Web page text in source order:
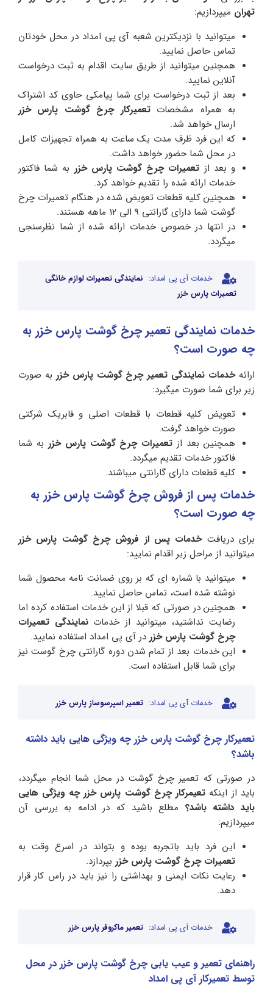
تهران میپردازیم:
میتوانید با نزدیکترین شعبه آی پی امداد در محل خودتان
تماس حاصل نمایید.
همچنین میتوانید از طریق سایت اقدام به ثبت درخواست
آنلاین نمایید.
بعد از ثبت درخواست برای شما پیامکی حاوی کد اشتراک
به همراه مشخصاتتعمیرکار چرخ گوشت پارس خزر
ارسال خواهد شد.
که این فرد ظرف مدت یک ساعت به همراه تجهیزات کامل
در محل شما حضور خواهد داشت.
و بعد از تعمیرات چرخ گوشت پارس خزر به شما فاکتور
خدمات ارائه شده را تقدیم خواهد کرد.
همچنین کلیه قطعات تعویض شده در هنگام تعمیرات چرخ
گوشت شما دارای گارانتی 9 الی 12 ماهه هستند.
در انتها در خصوص خدمات ارائه شده از شما نظرسنجی
میگردد.
خدمات آی پی امداد: نمایندگی تعمیرات لوازم خانگی
تعمیرات پارس خزر
خدمات نمایندگی تعمیر چرخ گوشت پارس خزر به
چه صورت است؟
ارائهخدمات نمایندگی تعمیر چرخ گوشت پارس خزر به صورت
زیر برای شما صورت میگیرد:
تعویض کلیه قطعات با قطعات اصلی و فابریک شرکتی
صورت خواهد گرفت.
همچنین بعد از تعمیرات چرخ گوشت پارس خزر به شما
فاکتور خدمات تقدیم میگردد.
کلیه قطعات دارای گارانتی میباشند.
خدمات پس از فروش چرخ گوشت پارس خزر به
چه صورت است؟
برای دریافتخدمات پس از فروش چرخ گوشت پارس خزر
میتوانید از مراحل زیر اقدام نمایید:
میتوانید با شماره ای که بر روی ضمانت نامه محصول شما
نوشته شده است، تماس حاصل نمایید.
همچنین در صورتی که قبلا از این خدمات استفاده کرده اما
رضایت نداشتید، میتوانید از خدماتنمایندگی تعمیرات
چرخ گوشت پارس خزر در آی پی امداد استفاده نمایید.
این خدمات بعد از تمام شدن دوره گارانتی چرخ گوست نیز
برای شما قابل استفاده است.
خدمات آی پی امداد: تعمیر اسپرسوساز پارس خزر
تعمیرکار چرخ گوشت پارس خزر چه ویژگی هایی باید داشته
باشد؟
در صورتی که تعمیر چرخ گوشت در محل شما انجام میگردد،
باید از اینکه تعیمرکار چرخ گوشت پارس خزر چه ویژگی هایی
باید داشته باشد؟ مطلع باشید که در ادامه به بررسی آن
میپردازیم:
این فرد باید باتجربه بوده و بتواند در اسرع وقت به
تعمیرات چرخ گوشت پارس خزر بپردازد.
رعایت نکات ایمنی و بهداشتی را نیز باید در راس کار قرار
دهد.
خدمات آی پی امداد: تعمیر ماکروفر پارس خزر
راهنمای تعمیر و عیب یابی چرخ گوشت پارس خزر در محل
توسط تعمیرکار آی پی امداد